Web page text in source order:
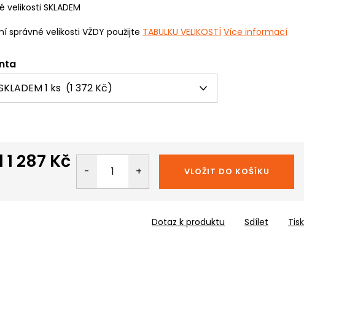
velikosti SKLADEM
správné velikosti VŽDY použijte TABULKU VELIKOSTÍ Více informací
1 287 Kč VLOŽIT DO KOŠÍKU
Tisk
Dotaz k produktu Sdílet